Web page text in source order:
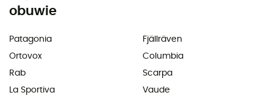
obuwie
Patagonia
Ortovox
Rab
La Sportiva
Fjällräven
Columbia
Scarpa
Vaude